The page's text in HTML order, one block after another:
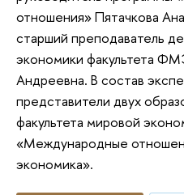
отношения» Пятачкова
старший преподаватель
экономики факультета
Андреевна. В состав
представители двух
факультета мировой
«Международные
экономика».